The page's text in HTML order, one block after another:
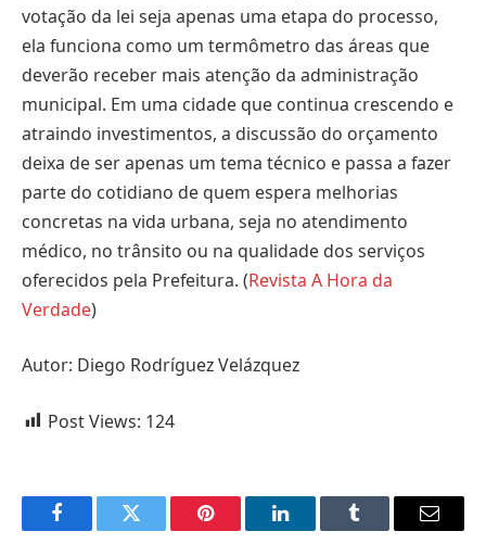
votação da lei seja apenas uma etapa do processo,
ela funciona como um termômetro das áreas que
deverão receber mais atenção da administração
municipal. Em uma cidade que continua crescendo e
atraindo investimentos, a discussão do orçamento
deixa de ser apenas um tema técnico e passa a fazer
parte do cotidiano de quem espera melhorias
concretas na vida urbana, seja no atendimento
médico, no trânsito ou na qualidade dos serviços
oferecidos pela Prefeitura. (Revista A Hora da
Verdade)
Autor: Diego Rodríguez Velázquez
Post Views: 124
FacebookTwitter Pinterest LinkedInTumblr Email